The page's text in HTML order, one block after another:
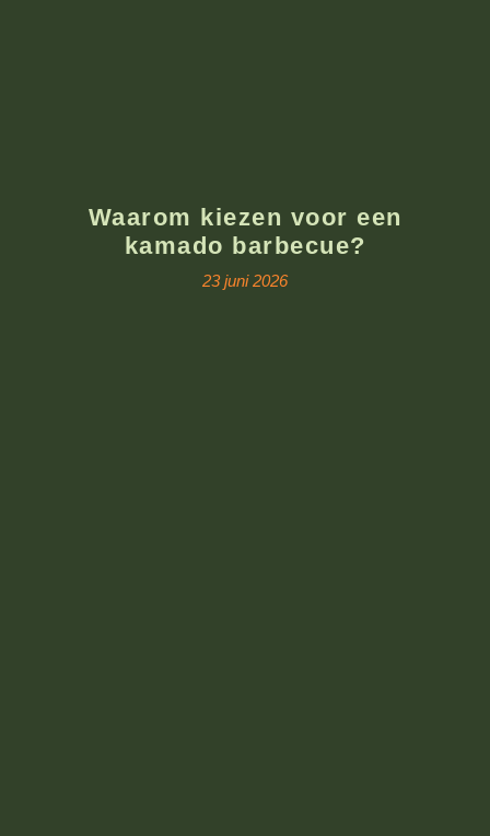
Waarom kiezen voor een
kamado barbecue?
23 juni 2026